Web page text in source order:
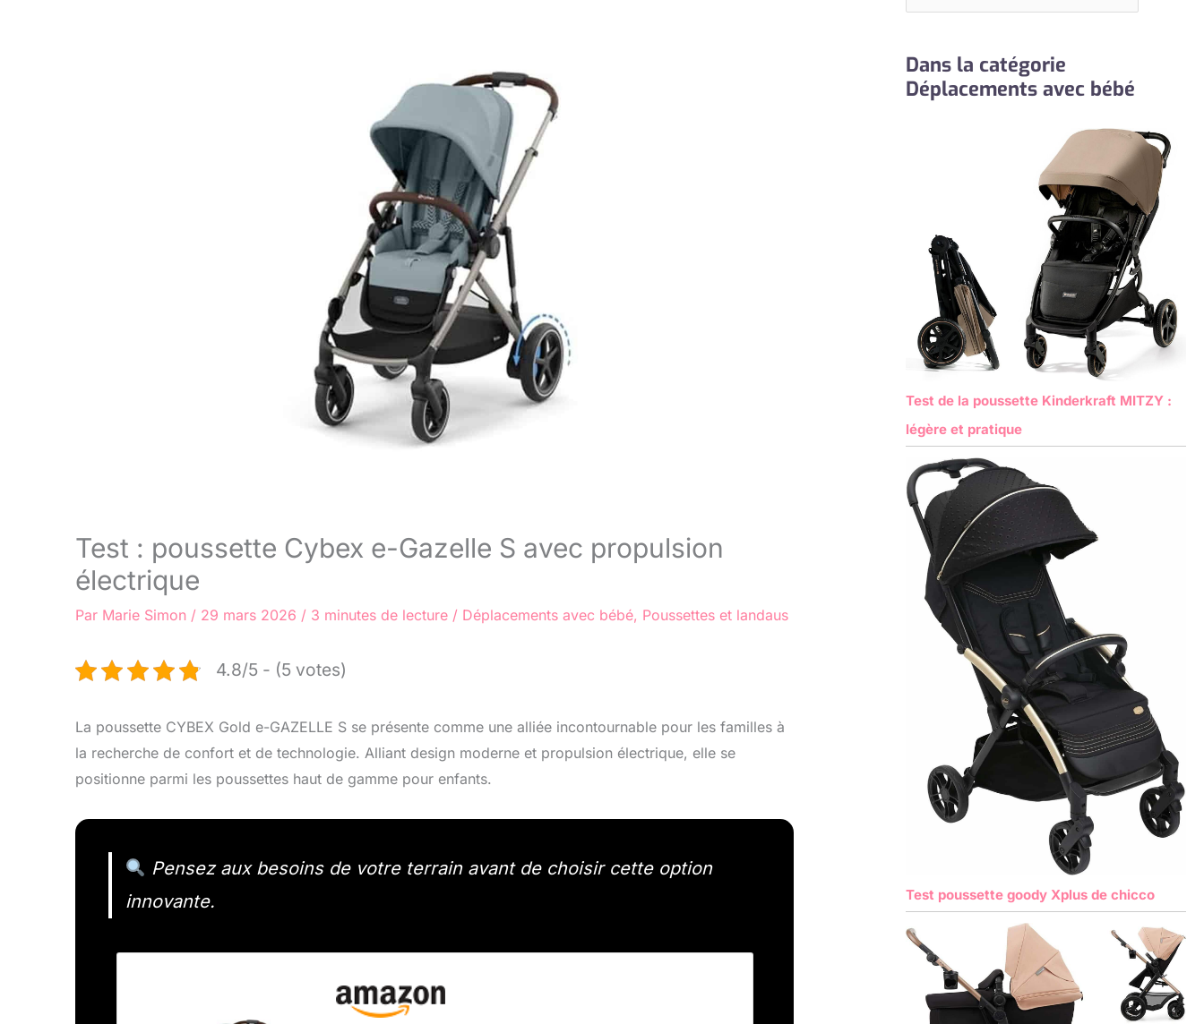
Test : poussette Cybex e-Gazelle S avec propulsion
électrique
Par Marie Simon / 29 mars 2026 / 3 minutes de lecture / Déplacements avec bébé, Poussettes et landaus
4.8/5 - (5 votes)
La poussette CYBEX Gold e-GAZELLE S se présente comme une alliée incontournable pour les familles à
la recherche de confort et de technologie. Alliant design moderne et propulsion électrique, elle se
positionne parmi les poussettes haut de gamme pour enfants.
Pensez aux besoins de votre terrain avant de choisir cette option
innovante.
Dans la catégorie
Déplacements avec bébé
Test de la poussette Kinderkraft MITZY :
légère et pratique
Test poussette goody Xplus de chicco